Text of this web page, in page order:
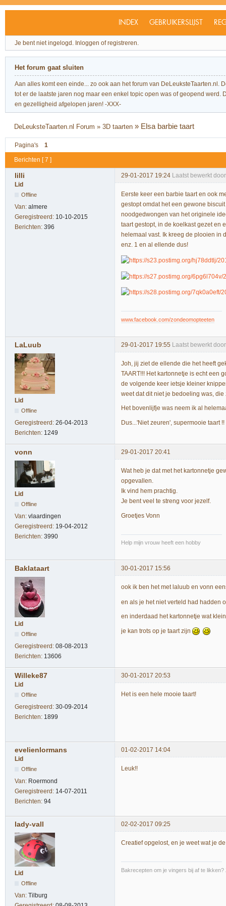
INDEX GEBRUIKERSLIJST
Je bent niet ingelogd. Inloggen of registreren.
Het forum gaat sluiten
Aan alles komt een einde... zo ook aan het forum van
tot er de laatste jaren nog maar een enkel topic open was of geopend
en gezelligheid afgelopen jaren! -XXX-
DeLeuksteTaarten.nl Forum »3D taarten » Elsa barbie taart
Pagina's 1
Berichten [ 7 ]
lilli 29-01-2017 19:24 Laatst bewerkt
Lid
Offline
Van: almere
Geregistreerd: 10-10-2015
Berichten: 396
Eerste keer een barbie taart en ook
gestopt omdat het een gewone
noodgedwongen van het originele
taart gestopt, in de koelkast gezet en
helemaal vast. Ik kreeg de plooien in
enz. 1 en al ellende dus!
www.facebook.com/zondeomopteeten
LaLuub 29-01-2017 19:55 Laatst bewerkt
Lid
Offline
Geregistreerd: 26-04-2013
Berichten: 1249
Joh, jij ziet de ellende die het heeft
TAART!!! Het kartonnetje is echt een
de volgende keer ietsje kleiner
weet dat dit niet je bedoeling was, die
Het bovenlijfje was neem ik al
Dus...'Niet zeuren', supermooie taart
vonn 29-01-2017 20:41
Lid
Offline
Van: vlaardingen
Geregistreerd: 19-04-2012
Berichten: 3990
Wat heb je dat met het kartonnetje
opgevallen.
Ik vind hem prachtig.
Je bent veel te streng voor jezelf.
Groetjes Vonn
Help mijn vrouw heeft een hobby
Baklataart 30-01-2017 15:56
Lid
Offline
Geregistreerd: 08-08-2013
Berichten: 13606
ook ik ben het met laluub en vonn
en als je het niet verteld had hadden
en inderdaad het kartonnetje wat
je kan trots op je taart zijn
Willeke87
30-01-2017 20:53
Lid
Offline
Geregistreerd: 30-09-2014
Berichten: 1899
Het is een hele mooie taart!
evelienlormans
01-02-2017 14:04
Lid
Offline
Van: Roermond
Geregistreerd: 14-07-2011
Berichten: 94
Leuk!!
lady-vall 02-02-2017 09:25
Lid
Offline
Van: Tilburg
Creatief opgelost, en je weet wat je
Bakrecepten om je vingers bij af te